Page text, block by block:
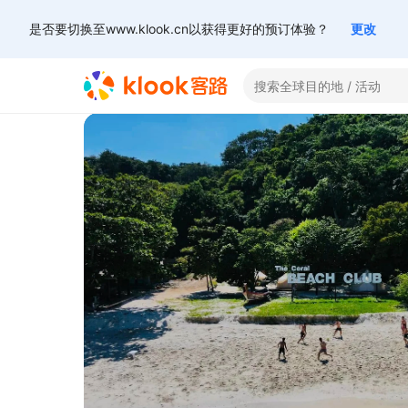
是否要切换至www.klook.cn以获得更好的预订体验？ 更改